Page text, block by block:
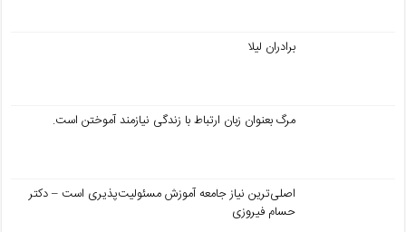
برادران لیلا
مرگ بعنوان زبان ارتباط با زندگی نیازمند آموختن است.
اصلی‌ترین نیاز جامعه آموزش مسئولیت‌پذیری است – دکتر
حسام فیروزی